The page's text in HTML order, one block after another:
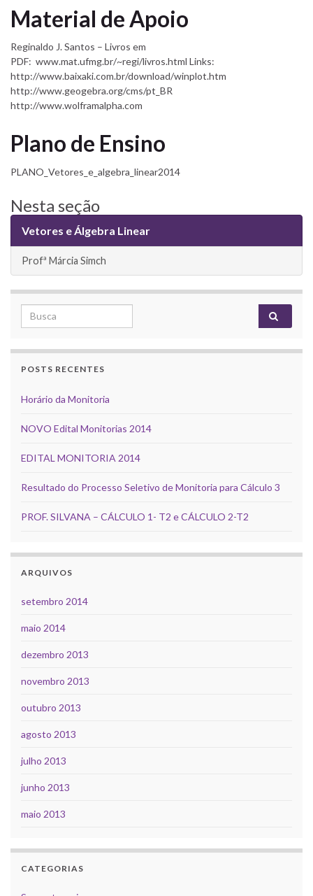
Material de Apoio
Reginaldo J. Santos – Livros em
PDF: www.mat.ufmg.br/~regi/livros.html Links:
http://www.baixaki.com.br/download/winplot.htm
http://www.geogebra.org/cms/pt_BR
http://www.wolframalpha.com
Plano de Ensino
PLANO_Vetores_e_algebra_linear2014
Nesta seção
Vetores e Álgebra Linear
Profª Márcia Simch
Search for:
POSTS RECENTES
Horário da Monitoria
NOVO Edital Monitorias 2014
EDITAL MONITORIA 2014
Resultado do Processo Seletivo de Monitoria para Cálculo 3
PROF. SILVANA – CÁLCULO 1- T2 e CÁLCULO 2-T2
ARQUIVOS
setembro 2014
maio 2014
dezembro 2013
novembro 2013
outubro 2013
agosto 2013
julho 2013
junho 2013
maio 2013
CATEGORIAS